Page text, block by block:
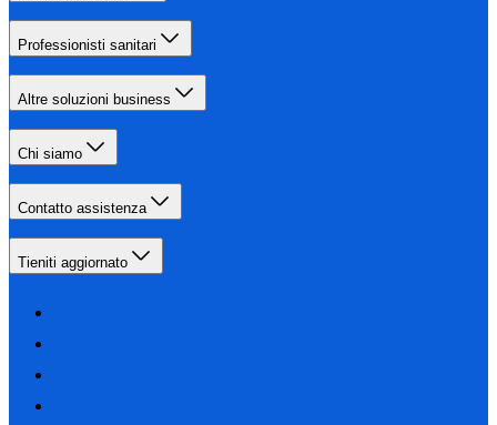
Professionisti sanitari
Altre soluzioni business
Chi siamo
Contatto assistenza
Tieniti aggiornato